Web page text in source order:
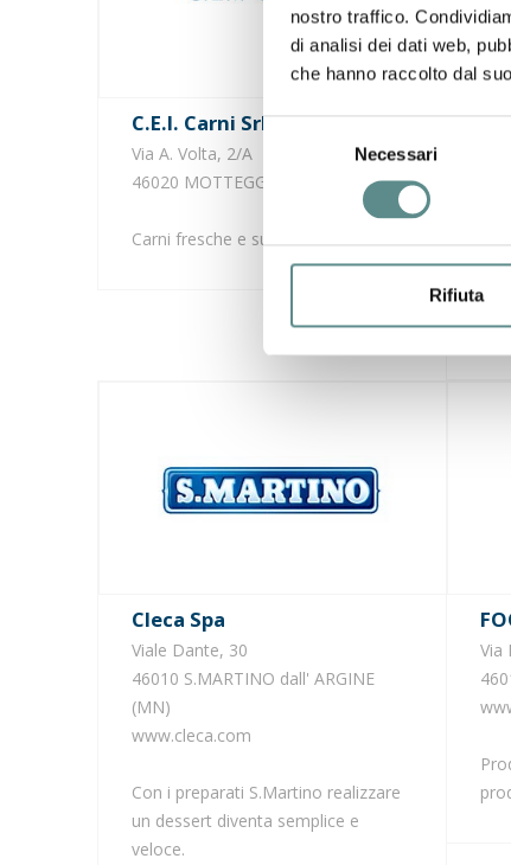
nostro traffico.
di analisi dei dati web,
che hanno raccolto dal
Selezione
consenso
Necessari
Rifiuta
C.e.i. Carni Srl
Via A. Volta, 2/A
46020 MOTTEGGIANA (MN)
Carni fresche e surgelate.
CANTINE DI VERONA Soc.
Via
Vini
Cleca Spa
Viale Dante, 30
46010 S.MARTINO dall' ARGINE
(MN)
www.cleca.com
Con i preparati S.Martino realizzare
un dessert diventa semplice e
veloce.
Via